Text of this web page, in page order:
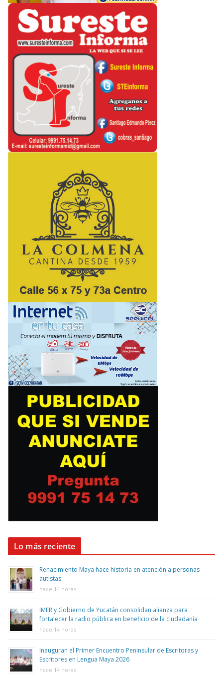
Lo más reciente
Renacimiento Maya hace historia en atención a personas
autistas
hace 14 horas
IMER y Gobierno de Yucatán consolidan alianza para
fortalecer la radio pública en beneficio de la ciudadanía
hace 14 horas
Inauguran el Primer Encuentro Peninsular de Escritoras y
Escritores en Lengua Maya 2026
hace 14 horas